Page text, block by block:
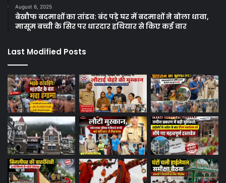
August 6, 2025
बेखौफ बदमाशों का तांडव: बंद पड़े घर में बदमाशों ने बोला धावा,
मासूम बच्ची के सिर पर धारदार हथियार से किए कई वार
Last Modified Posts